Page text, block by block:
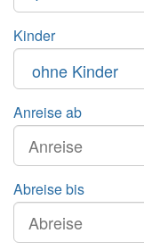
Kinder
Anreise ab
Abreise bis